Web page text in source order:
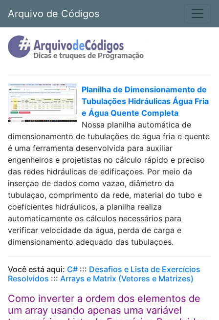
Arquivo de Códigos
Planilha de Dimensionamento de
Tubulações Hidráulicas Água Fria
e Água Quente Completa
Nossa planilha automática de
dimensionamento de tubulações de água fria e quente
é uma ferramenta desenvolvida para auxiliar
engenheiros e projetistas no cálculo rápido e preciso
das redes hidráulicas de edificaçoes. Por meio da
inserçao de dados como vazao, diâmetro da
tubulaçao, comprimento da rede, material do tubo e
coeficientes hidráulicos, a planilha realiza
automaticamente os cálculos necessários para
verificar velocidade da água, perda de carga e
dimensionamento adequado das tubulaçoes.
Você está aqui: C# ::: Desafios e Lista de Exercícios
Resolvidos ::: Arrays e Matrix (Vetores e Matrizes)
Como inverter a ordem dos elementos de
um array usando apenas uma variável